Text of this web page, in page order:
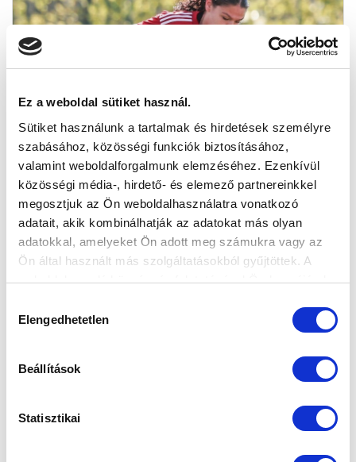
Ez a weboldal sütiket használ.
Sütiket használunk a tartalmak és hirdetések személyre
szabásához, közösségi funkciók biztosításához,
valamint weboldalforgalmunk elemzéséhez. Ezenkívül
közösségi média-, hirdető- és elemező partnereinkkel
megosztjuk az Ön weboldalhasználatra vonatkozó
adatait, akik kombinálhatják az adatokat más olyan
adatokkal, amelyeket Ön adott meg számukra vagy az
Ön által használt más szolgáltatásokból gyűjtöttek. A
weboldalon való böngészés folytatásával Ön hozzájárul a
kiválasztása
Elengedhetetlen
Beállítások
Statisztikai
MINDKÉT KERETTAGUNK LEHETŐSÉGET
KAPOTT AZ U19-ES VÁLOGATOTTBAN
2025-04-08 19:38:35
A korosztályos nemzeti együttesnek nem sikerült
kiharcolnia a feljutást.